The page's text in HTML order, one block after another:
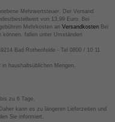
Mehrwertsteuer. Der Versand
von 13,99 Euro. Bei
Mehrkosten an VersandkostenBei
fallen unter Umständen
Bad Rothenfelde - Tel 0800 / 10 11
haushaltsüblichen Mengen.
zu 6 Tage.
kann es zu längeren Lieferzeiten und
Sie informiert.